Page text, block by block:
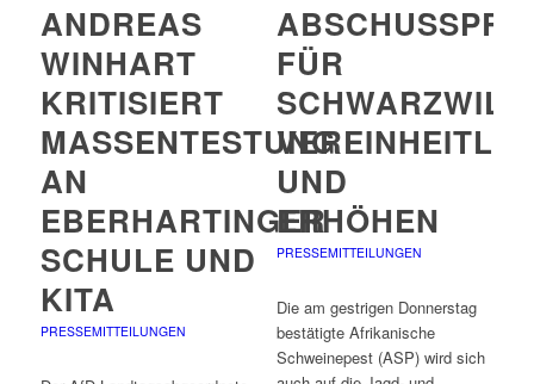
ANDREAS
WINHART
KRITISIERT
MASSENTESTUNG
AN
EBERHARTINGER
SCHULE UND
KITA
PRESSEMITTEILUNGEN
FÜR
SCHWARZWILD
UND
ERHÖHEN
PRESSEMITTEILUNGEN
Die am gestrigen Donnerstag
bestätigte Afrikanische
Schweinepest (ASP) wird sich